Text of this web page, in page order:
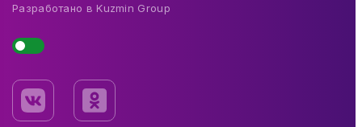
Разработано вKuzmin Group